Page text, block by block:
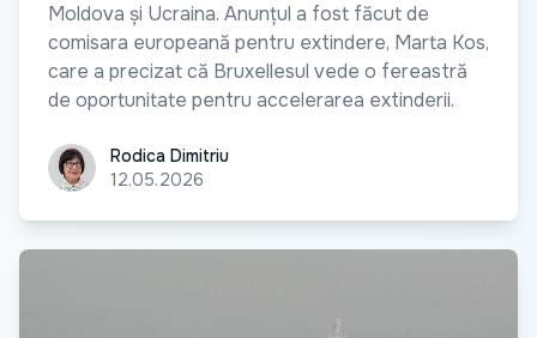
Moldova și Ucraina. Anunțul a fost făcut de
comisara europeană pentru extindere, Marta Kos,
care a precizat că Bruxellesul vede o fereastră
de oportunitate pentru accelerarea extinderii.
Rodica Dimitriu
Rodica Dimitriu
12.05.2026